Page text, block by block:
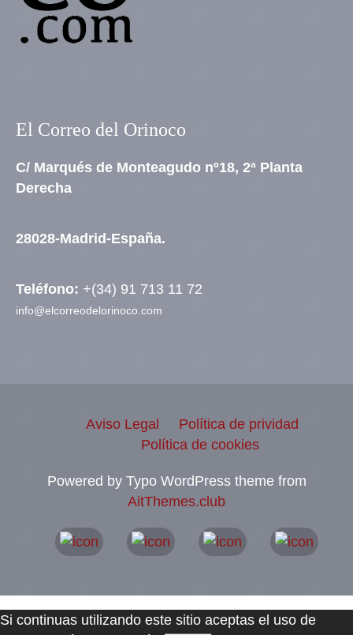
El Correo del Orinoco
C/ Marqués de Monteagudo nº18, 2ª Planta
Derecha
28028-Madrid-España.
Teléfono: +(34) 91 713 11 72
info@elcorreodelorinoco.com
Aviso Legal
Política de prividad
Política de cookies
Powered by Typo WordPress theme from
AitThemes.club
Si continuas utilizando este sitio aceptas el uso de